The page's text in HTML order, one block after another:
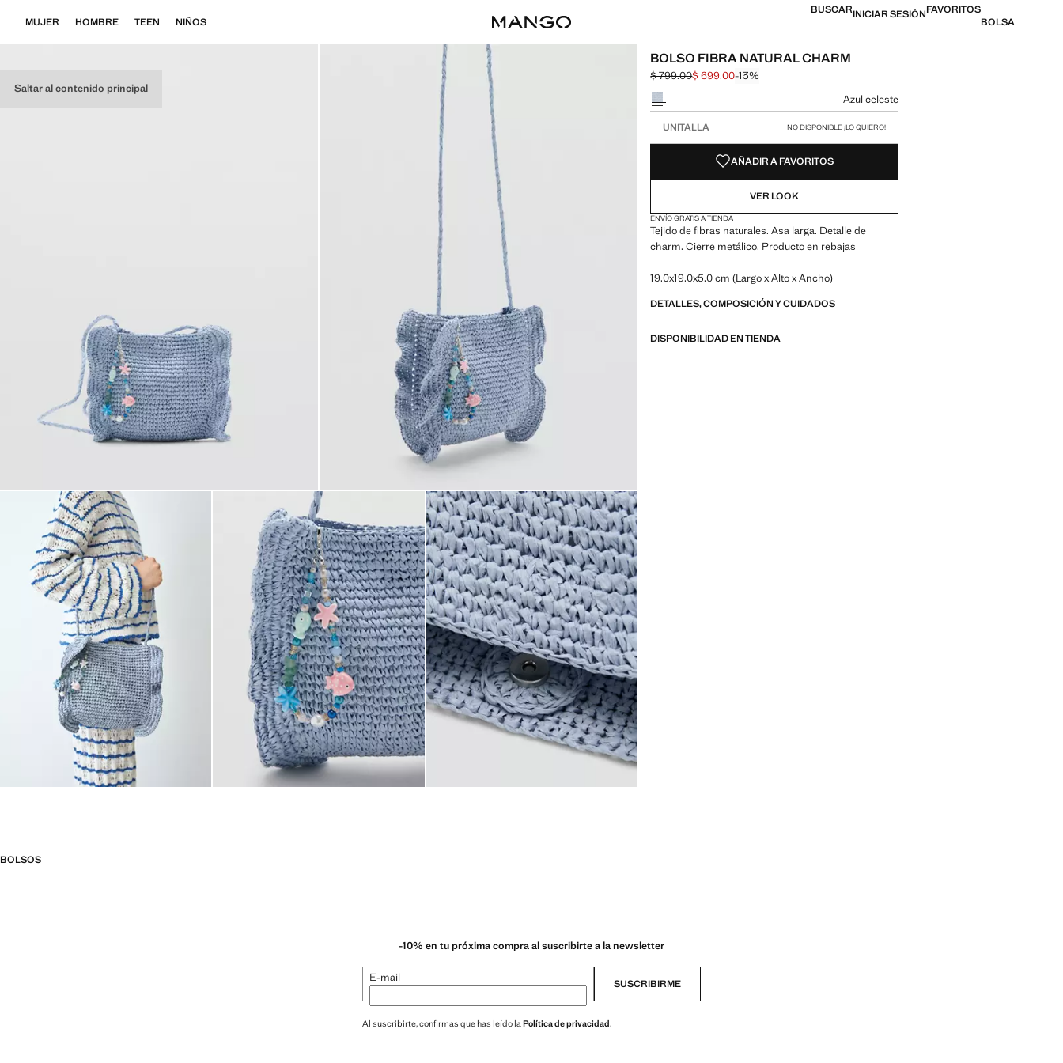
Saltar al contenido principal
MUJER HOMBRE TEEN NIÑOS
BUSCARINICIAR SESIÓNFAVORITOS
BOLSA
BOLSO FIBRA NATURAL CHARM
Precio inicial tachado [$ 799.00 ]
$ 799.00
Precio actual [$ 699.00 ]
$ 699.00-13%
Selecciona un color
Azul celeste
UNITALLA NO DISPONIBLE ¡LO QUIERO!
AÑADIR A FAVORITOS
VER LOOK
ENVÍO GRATIS A TIENDA
Tejido de fibras naturales. Asa larga. Detalle de
charm. Cierre metálico. Producto en rebajas
19.0x19.0x5.0 cm (Largo x Alto x Ancho)
DETALLES, COMPOSICIÓN Y CUIDADOS
DISPONIBILIDAD EN TIENDA
BOLSOS
-10% en tu próxima compra al suscribirte a la newsletter
E-mail SUSCRIBIRME
Al suscribirte, confirmas que has leído laPolítica de privacidad.